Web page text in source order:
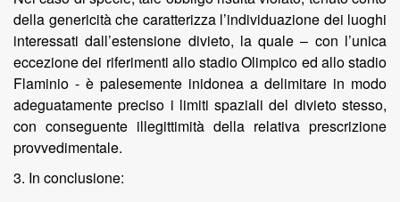
della genericità che caratterizza l’individuazione dei luoghi
interessati dall’estensione divieto, la quale – con l’unica
eccezione dei riferimenti allo stadio Olimpico ed allo stadio
Flaminio - è palesemente inidonea a delimitare in modo
adeguatamente preciso i limiti spaziali del divieto stesso,
con conseguente illegittimità della relativa prescrizione
provvedimentale.
3. In conclusione: